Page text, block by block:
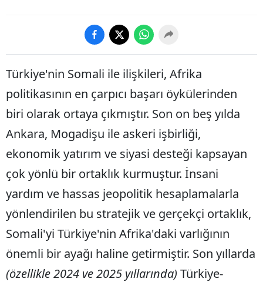
Türkiye'nin Somali ile ilişkileri, Afrika
politikasının en çarpıcı başarı öykülerinden
biri olarak ortaya çıkmıştır. Son on beş yılda
Ankara, Mogadişu ile askeri işbirliği,
ekonomik yatırım ve siyasi desteği kapsayan
çok yönlü bir ortaklık kurmuştur. İnsani
yardım ve hassas jeopolitik hesaplamalarla
yönlendirilen bu stratejik ve gerçekçi ortaklık,
Somali'yi Türkiye'nin Afrika'daki varlığının
önemli bir ayağı haline getirmiştir. Son yıllarda
(özellikle 2024 ve 2025 yıllarında) Türkiye-